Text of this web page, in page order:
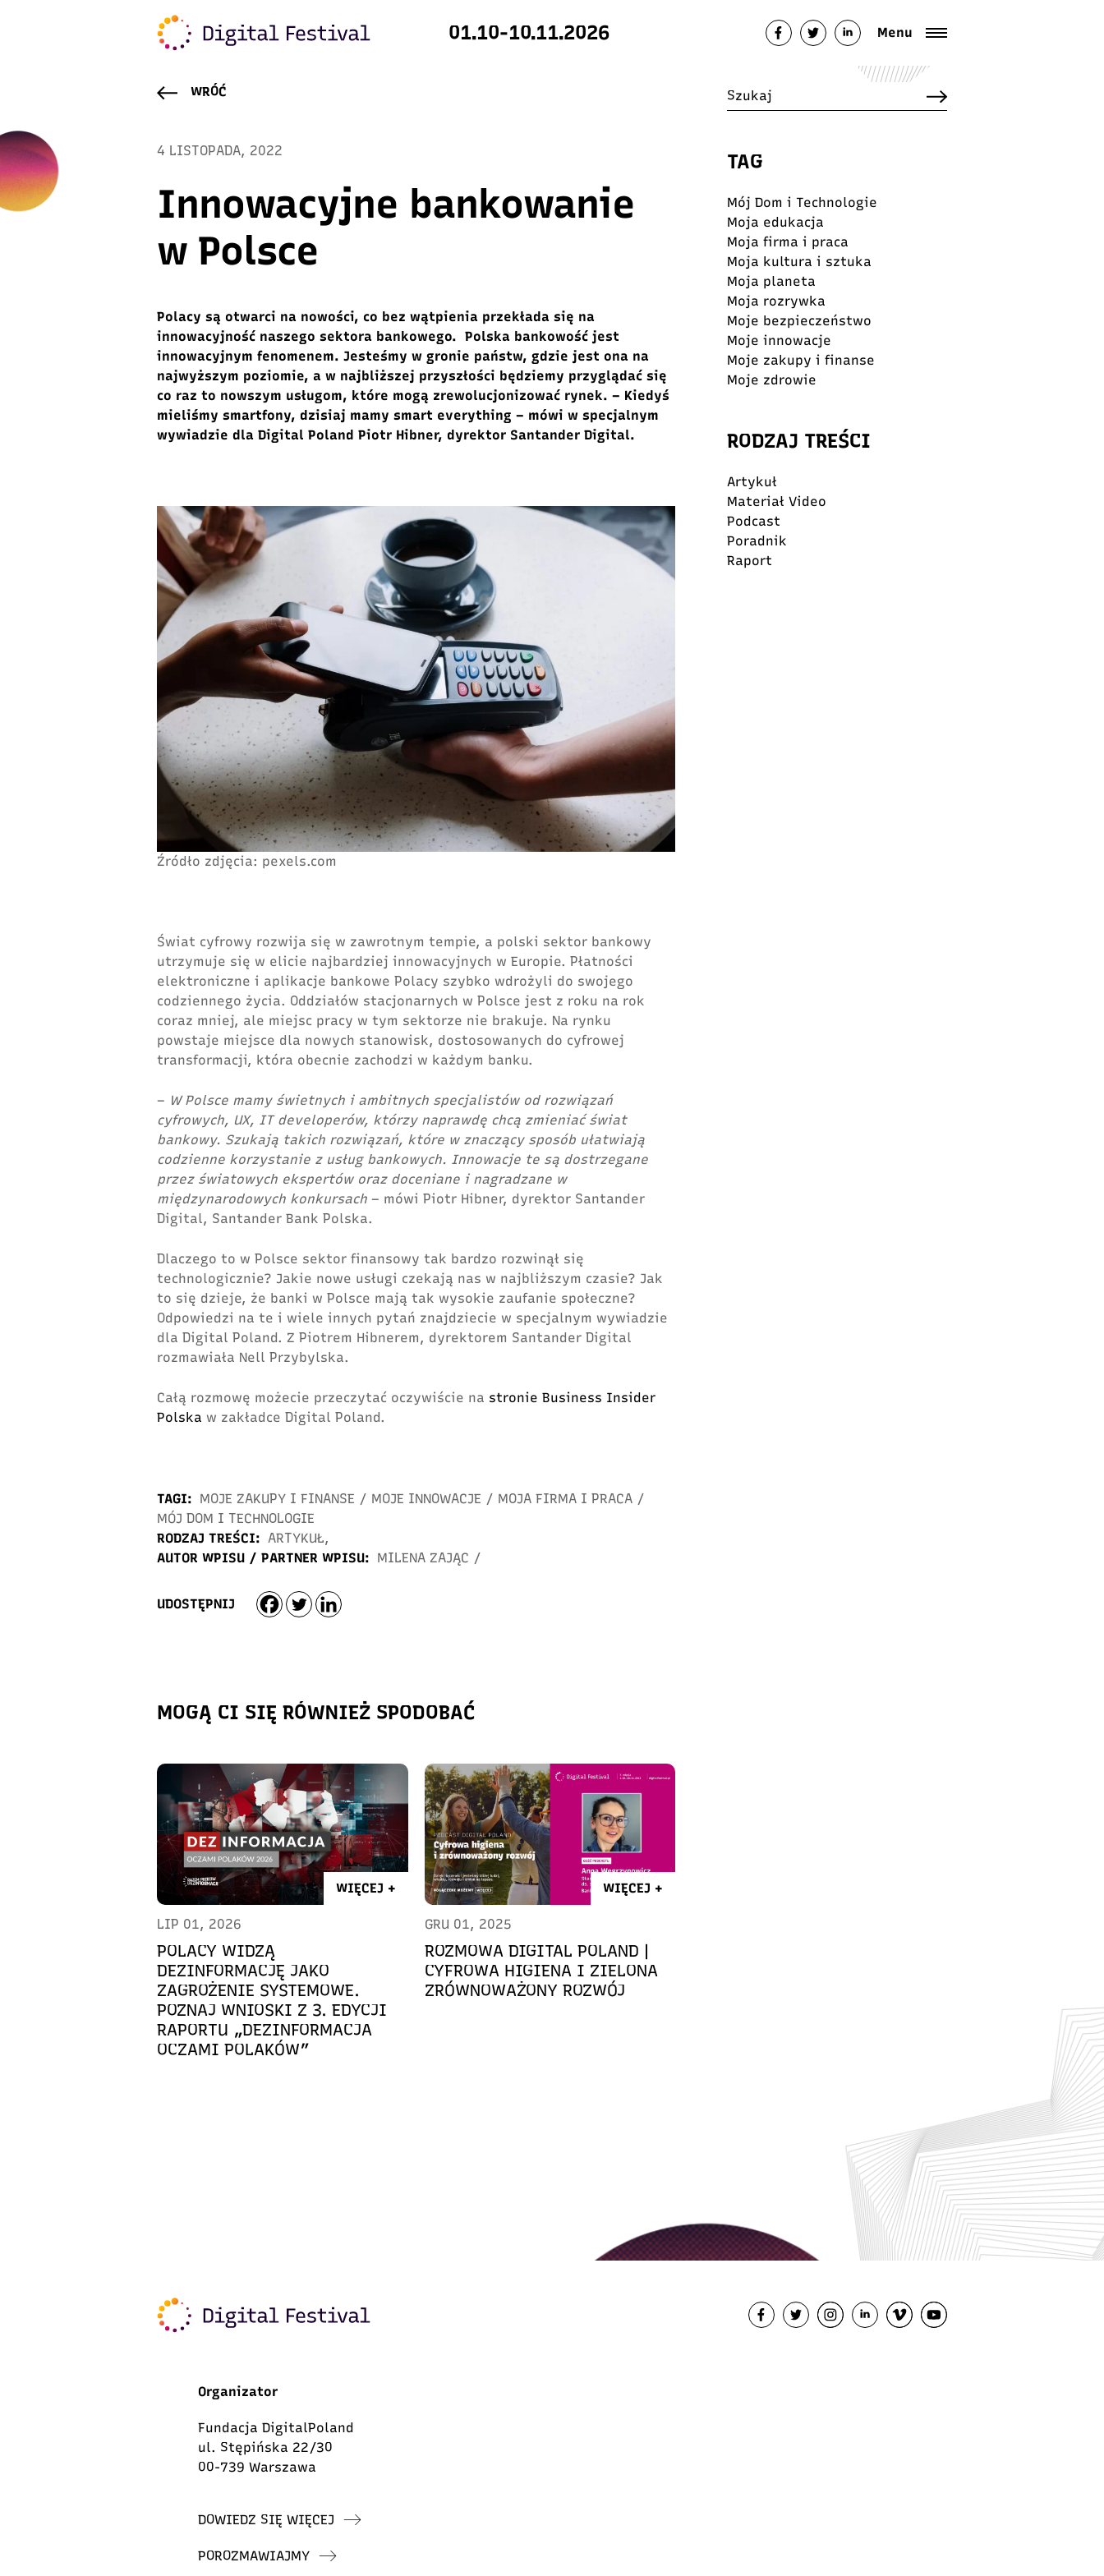
01.10-10.11.2026 Menu
WRÓĆ
4 LISTOPADA, 2022
Innowacyjne bankowanie
w Polsce
Polacy są otwarci na nowości, co bez wątpienia przekłada się na
innowacyjność naszego sektora bankowego. Polska bankowość jest
innowacyjnym fenomenem. Jesteśmy w gronie państw, gdzie jest ona na
najwyższym poziomie, a w najbliższej przyszłości będziemy przyglądać się
co raz to nowszym usługom, które mogą zrewolucjonizować rynek. – Kiedyś
mieliśmy smartfony, dzisiaj mamy smart everything – mówi w specjalnym
wywiadzie dla Digital Poland Piotr Hibner, dyrektor Santander Digital.
Źródło zdjęcia: pexels.com
Świat cyfrowy rozwija się w zawrotnym tempie, a polski sektor bankowy
utrzymuje się w elicie najbardziej innowacyjnych w Europie. Płatności
elektroniczne i aplikacje bankowe Polacy szybko wdrożyli do swojego
codziennego życia. Oddziałów stacjonarnych w Polsce jest z roku na rok
coraz mniej, ale miejsc pracy w tym sektorze nie brakuje. Na rynku
powstaje miejsce dla nowych stanowisk, dostosowanych do cyfrowej
transformacji, która obecnie zachodzi w każdym banku.
– W Polsce mamy świetnych i ambitnych specjalistów od rozwiązań
cyfrowych, UX, IT developerów, którzy naprawdę chcą zmieniać świat
bankowy. Szukają takich rozwiązań, które w znaczący sposób ułatwiają
codzienne korzystanie z usług bankowych. Innowacje te są dostrzegane
przez światowych ekspertów oraz doceniane i nagradzane w
międzynarodowych konkursach – mówi Piotr Hibner, dyrektor Santander
Digital, Santander Bank Polska.
Dlaczego to w Polsce sektor finansowy tak bardzo rozwinął się
technologicznie? Jakie nowe usługi czekają nas w najbliższym czasie? Jak
to się dzieje, że banki w Polsce mają tak wysokie zaufanie społeczne?
Odpowiedzi na te i wiele innych pytań znajdziecie w specjalnym wywiadzie
dla Digital Poland. Z Piotrem Hibnerem, dyrektorem Santander Digital
rozmawiała Nell Przybylska.
Całą rozmowę możecie przeczytać oczywiście na stronie Business Insider
Polska w zakładce Digital Poland.
TAGI: MOJE ZAKUPY I FINANSE / MOJE INNOWACJE / MOJA FIRMA I PRACA /
MÓJ DOM I TECHNOLOGIE
RODZAJ TREŚCI: ARTYKUŁ,
AUTOR WPISU / PARTNER WPISU: MILENA ZAJĄC /
UDOSTĘPNIJ
MOGĄ CI SIĘ RÓWNIEŻ SPODOBAĆ
WIĘCEJ +
LIP 01, 2026
POLACY WIDZĄ
DEZINFORMACJĘ JAKO
ZAGROŻENIE SYSTEMOWE.
POZNAJ WNIOSKI Z 3. EDYCJI
RAPORTU „DEZINFORMACJA
OCZAMI POLAKÓW”
WIĘCEJ +
GRU 01, 2025
ROZMOWA DIGITAL POLAND |
CYFROWA HIGIENA I ZIELONA
ZRÓWNOWAŻONY ROZWÓJ
TAG
Mój Dom i Technologie
Moja edukacja
Moja firma i praca
Moja kultura i sztuka
Moja planeta
Moja rozrywka
Moje bezpieczeństwo
Moje innowacje
Moje zakupy i finanse
Moje zdrowie
RODZAJ TREŚCI
Artykuł
Materiał Video
Podcast
Poradnik
Raport
Organizator
Fundacja DigitalPoland
ul. Stępińska 22/30
00-739 Warszawa
DOWIEDZ SIĘ WIĘCEJ
POROZMAWIAJMY